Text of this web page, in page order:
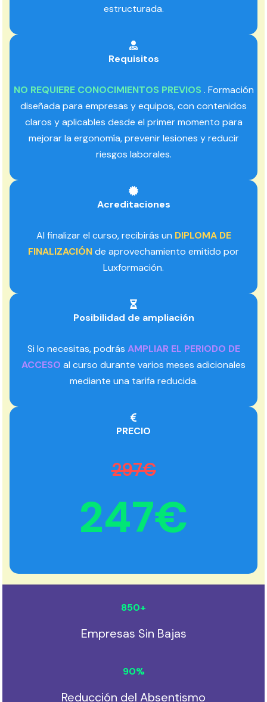
estructurada.
Requisitos
NO REQUIERE CONOCIMIENTOS PREVIOS . Formación
diseñada para empresas y equipos, con contenidos
claros y aplicables desde el primer momento para
mejorar la ergonomía, prevenir lesiones y reducir
riesgos laborales.
Acreditaciones
Al finalizar el curso, recibirás un DIPLOMA DE
FINALIZACIÓNde aprovechamiento emitido por
Luxformación.
Posibilidad de ampliación
Si lo necesitas, podrás AMPLIAR EL PERIODO DE
ACCESO al curso durante varios meses adicionales
mediante una tarifa reducida.
PRECIO
297€
247€
Empresas Sin Bajas
850+
Reducción del Absentismo
90%